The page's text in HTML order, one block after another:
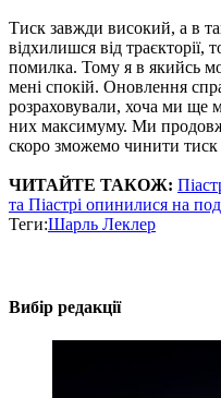
Тиск завжди високий, а в
відхилишся від траєкторії,
помилка. Тому я в якийсь
мені спокій. Оновлення
розраховували, хоча ми ще
них максимуму. Ми
скоро зможемо чинити
ЧИТАЙТЕ ТАКОЖ:
та Піастрі опинилися на
Теги:Шарль Леклер
Вибір редакції